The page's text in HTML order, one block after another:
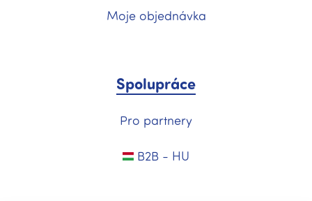
Moje objednávka
Spolupráce
Pro partnery
B2B - HU